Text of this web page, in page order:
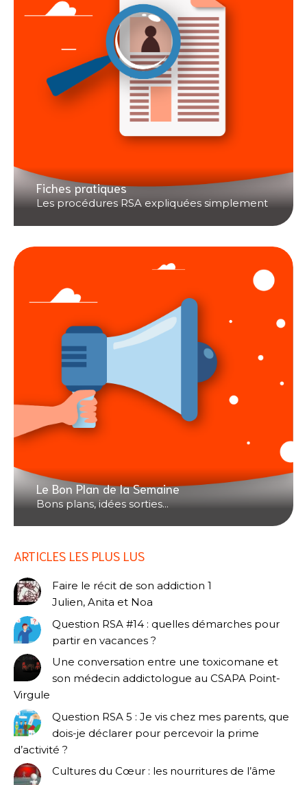
Fiches pratiques
Les procédures RSA expliquées simplement
Le Bon Plan de la Semaine
Bons plans, idées sorties...
ARTICLES LES PLUS LUS
Faire le récit de son addiction 1
Julien, Anita et Noa
Question RSA #14 : quelles démarches pour
partir en vacances ?
Une conversation entre une toxicomane et
son médecin addictologue au CSAPA Point-
Virgule
Question RSA 5 : Je vis chez mes parents, que
dois-je déclarer pour percevoir la prime
d’activité ?
Cultures du Cœur : les nourritures de l’âme